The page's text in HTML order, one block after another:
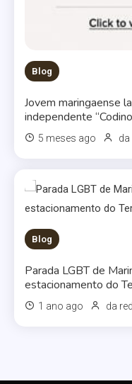
Blog
Jovem maringaense
independente
5 meses ago
Blog
Parada LGBT de
estacionamento do
1 ano ago da